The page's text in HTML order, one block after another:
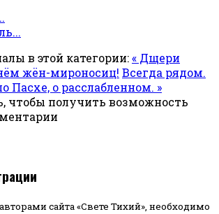
в этой категории:« Дщери
жён-мироносиц! Всегда рядом.
Пасхе, о расслабленном. »
чтобы получить возможность
сайта «Свете Тихий», необходимо